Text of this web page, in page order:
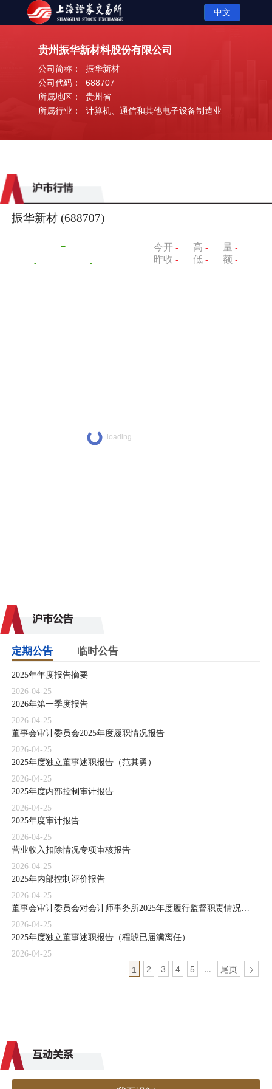
中文
贵州振华新材料股份有限公司
公司简称： 振华新材
公司代码： 688707
所属地区： 贵州省
所属行业： 计算机、通信和其他电子设备制造业
振华新材 (688707)
-
- -
今开 -
昨收 -
高 -
低 -
量 -
额 -
定期公告
2025年年度报告摘要
2026-04-25
2026年第一季度报告
2026-04-25
董事会审计委员会2025年度履职情况报告
2026-04-25
2025年度独立董事述职报告（范其勇）
2026-04-25
2025年度内部控制审计报告
2026-04-25
2025年度审计报告
2026-04-25
营业收入扣除情况专项审核报告
2026-04-25
2025年内部控制评价报告
2026-04-25
2026-04-25
2025年度独立董事述职报告（程琥已届满离任）
2026-04-25
1
2 3 4 5 … 尾页
临时公告